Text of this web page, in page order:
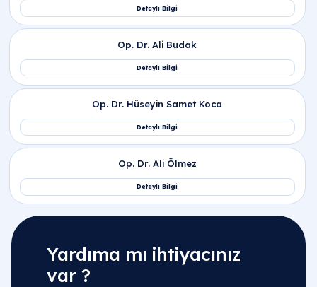
Yardıma mı ihtiyacınız
var ?